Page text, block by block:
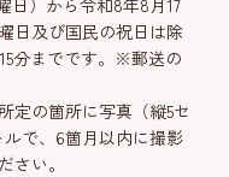
日）から令和8年8月17
日及び国民の祝日は除
分までです。※郵送の
定の箇所に写真（縦5セ
で、6箇月以内に撮影
さい。